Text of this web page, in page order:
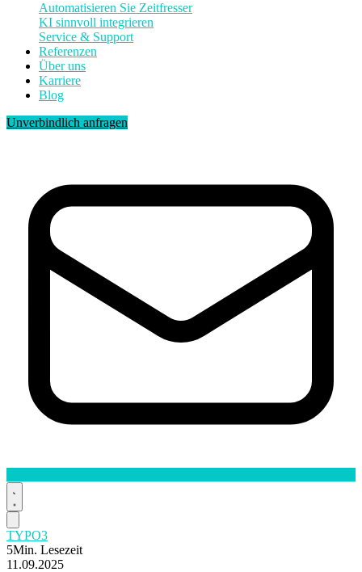
Automatisieren Sie Zeitfresser
KI sinnvoll integrieren
Service & Support
Referenzen
Über uns
Karriere
Blog
Unverbindlich anfragen
TYPO3
5Min. Lesezeit
11.09.2025